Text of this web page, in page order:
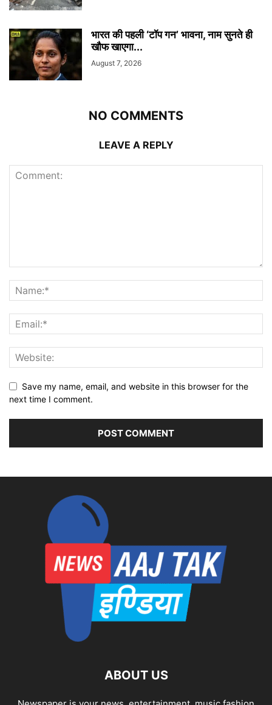
भारत की पहली ‘टॉप गन’ भावना, नाम सुनते ही
खौफ खाएगा...
August 7, 2026
NO COMMENTS
LEAVE A REPLY
Save my name, email, and website in this browser for the
next time I comment.
ABOUT US